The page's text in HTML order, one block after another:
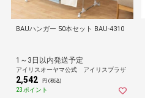
BAUハンガー 50本セット BAU-4310
1～3日以内発送予定
アイリスオーヤマ公式 アイリスプラザ
2,542 円 (税込)
23ポイント